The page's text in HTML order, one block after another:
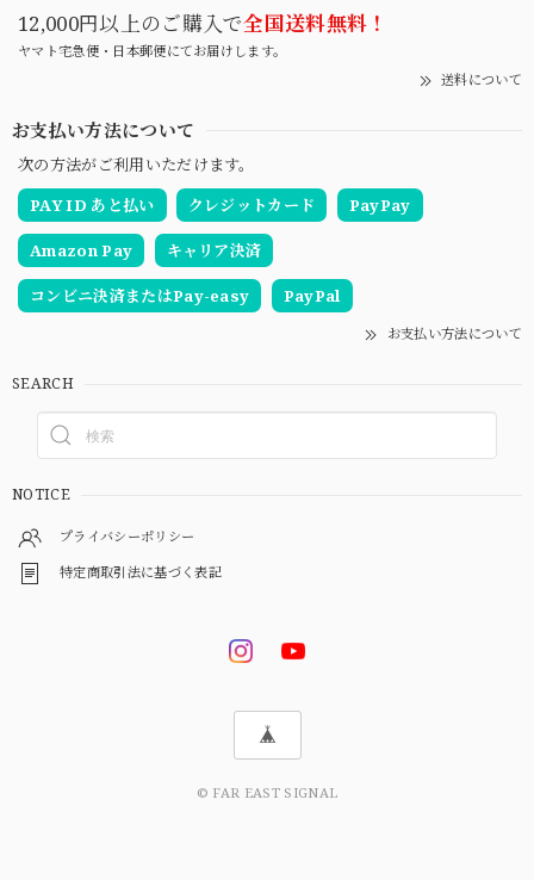
12,000円以上のご購入で全国送料無料！
ヤマト宅急便・日本郵便にてお届けします。
送料について
お支払い方法について
次の方法がご利用いただけます。
PAY ID あと払い
クレジットカード PayPay
Amazon Pay キャリア決済
コンビニ決済またはPay-easy PayPal
お支払い方法について
SEARCH
NOTICE
プライバシーポリシー
特定商取引法に基づく表記
© FAR EAST SIGNAL